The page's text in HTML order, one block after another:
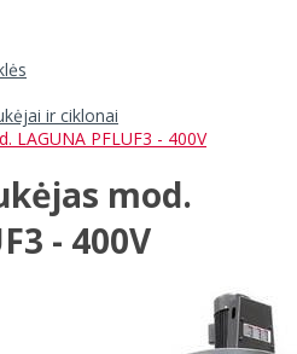
ir ciklonai
LAGUNA PFLUF3 - 400V
mod.
- 400V